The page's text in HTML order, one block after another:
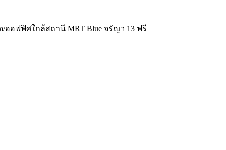
ออฟฟิศใกล้สถานี MRT Blue จรัญฯ 13 ฟรี